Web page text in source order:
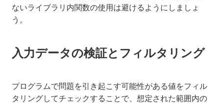
ないライブラリ内関数の使用は避けるようにしましょ
う。
入力データの検証とフィルタリング
プログラムで問題を引き起こす可能性がある値をフィル
タリングしてチェックすることで、想定された範囲内の